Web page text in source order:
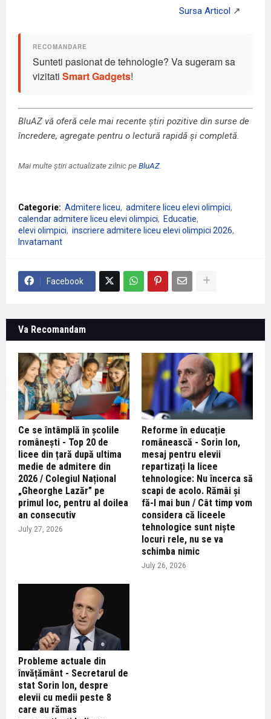
Sunteti pasionat de tehnologie? Va sugeram sa
vizitati Smart Gadgets!
BluAZ vă oferă cele mai recente știri pozitive din surse de
încredere, agregate pentru o lectură rapidă și completă.
Mai multe știri actualizate zilnic peBluAZ
Categorie: Admitere liceu
admitere liceu elevi olimpici
calendar admitere liceu elevi olimpici
Educatie
elevi olimpici
inscriere admitere liceu elevi olimpici 2026
Invatamant
Facebook
Va Recomandam
Ce se întâmplă în școlile
românești - Top 20 de
licee din țară după ultima
medie de admitere din
2026 / Colegiul Național
„Gheorghe Lazăr” pe
primul loc, pentru al doilea
an consecutiv
July 27, 2026
Reforme în educație
românească - Sorin Ion,
mesaj pentru elevii
repartizați la licee
tehnologice: Nu încerca să
scapi de acolo. Rămâi și
fă-l mai bun / Cât timp vom
considera că liceele
tehnologice sunt niște
locuri rele, nu se va
schimba nimic
July 26, 2026
Probleme actuale din
învățământ - Secretarul de
stat Sorin Ion, despre
elevii cu medii peste 8
care au rămas